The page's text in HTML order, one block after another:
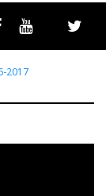
FacebookYoutubeLivestream
2017